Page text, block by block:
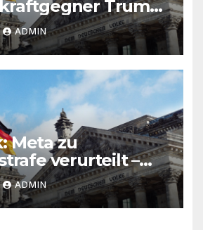
Trump:
Offshore-
ADMIN
Meta zu
verurteilt –
Kinder
ADMIN